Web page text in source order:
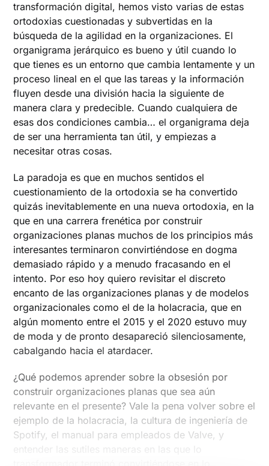
transformación digital, hemos visto varias de estas
ortodoxias cuestionadas y subvertidas en la
búsqueda de la agilidad en la organizaciones. El
organigrama jerárquico es bueno y útil cuando lo
que tienes es un entorno que cambia lentamente y un
proceso lineal en el que las tareas y la información
fluyen desde una división hacia la siguiente de
manera clara y predecible. Cuando cualquiera de
esas dos condiciones cambia… el organigrama deja
de ser una herramienta tan útil, y empiezas a
necesitar otras cosas.
La paradoja es que en muchos sentidos el
cuestionamiento de la ortodoxia se ha convertido
quizás inevitablemente en una nueva ortodoxia, en la
que en una carrera frenética por construir
organizaciones planas muchos de los principios más
interesantes terminaron convirtiéndose en dogma
demasiado rápido y a menudo fracasando en el
intento. Por eso hoy quiero revisitar el discreto
encanto de las organizaciones planas y de modelos
organizacionales como el de la holacracia, que en
algún momento entre el 2015 y el 2020 estuvo muy
de moda y de pronto desapareció silenciosamente,
cabalgando hacia el atardacer.
¿Qué podemos aprender sobre la obsesión por
construir organizaciones planas que sea aún
relevante en el presente? Vale la pena volver sobre el
ejemplo de la holacracia, la cultura de ingeniería de
Spotify, el manual para empleados de Valve, y